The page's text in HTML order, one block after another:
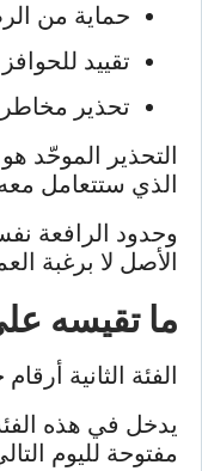
حماية من
تقييد
تحذير
التحذير الموحّد
الذي ستتعامل
وحدود الرافعة
الأصل لا برغبة
ما تقيسه
الفئة الثانية
يدخل في هذه
مفتوحة لليوم